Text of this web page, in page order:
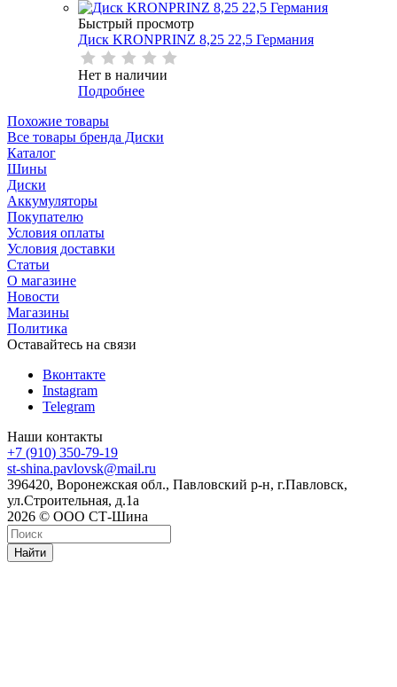
Быстрый просмотр
Диск KRONPRINZ 8,25 22,5 Германия
Нет в наличии
Подробнее
Похожие товары
Все товары бренда Диски
Каталог
Шины
Диски
Аккумуляторы
Покупателю
Условия оплаты
Условия доставки
Статьи
О магазине
Новости
Магазины
Политика
Оставайтесь на связи
Вконтакте
Instagram
Telegram
Наши контакты
+7 (910) 350-79-19
st-shina.pavlovsk@mail.ru
396420, Воронежская обл., Павловский р-н, г.Павловск,
ул.Строительная, д.1а
2026 © ООО СТ-Шина
Найти